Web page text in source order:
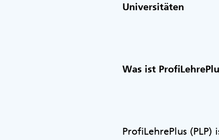
Universitäten
Was ist
ProfiLehrePlus